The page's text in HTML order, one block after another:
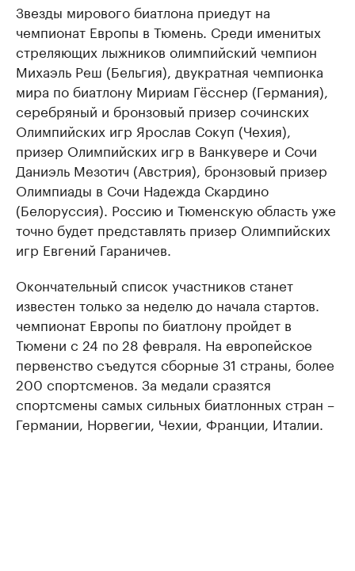
Звезды мирового биатлона приедут на
чемпионат Европы в Тюмень. Среди именитых
стреляющих лыжников олимпийский чемпион
Михаэль Реш (Бельгия), двукратная чемпионка
мира по биатлону Мириам Гёсснер (Германия),
серебряный и бронзовый призер сочинских
Олимпийских игр Ярослав Сокуп (Чехия),
призер Олимпийских игр в Ванкувере и Сочи
Даниэль Мезотич (Австрия), бронзовый призер
Олимпиады в Сочи Надежда Скардино
(Белоруссия). Россию и Тюменскую область уже
точно будет представлять призер Олимпийских
игр Евгений Гараничев.
Окончательный список участников станет
известен только за неделю до начала стартов.
чемпионат Европы по биатлону пройдет в
Тюмени с 24 по 28 февраля. На европейское
первенство съедутся сборные 31 страны, более
200 спортсменов. За медали сразятся
спортсмены самых сильных биатлонных стран –
Германии, Норвегии, Чехии, Франции, Италии.